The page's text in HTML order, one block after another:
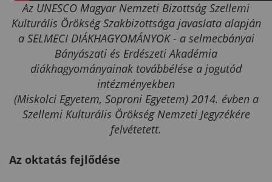
Az UNESCO Magyar Nemzeti Bizottság Szellemi
Kulturális Örökség Szakbizottsága javaslata alapján
a SELMECI DIÁKHAGYOMÁNYOK - a selmecbányai
Bányászati és Erdészeti Akadémia
diákhagyományainak továbbélése a jogutód
intézményekben
(Miskolci Egyetem, Soproni Egyetem) 2014. évben a
Szellemi Kulturális Örökség Nemzeti Jegyzékére
felvétetett.
Az oktatás fejlődése